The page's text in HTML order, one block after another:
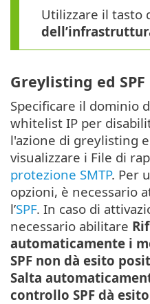
Utilizzare il tasto
Greylisting ed SPF
Specificare il dominio
whitelist IP per
l'azione di greylisting e
visualizzare i File di
protezione SMTP. Per
opzioni, è necessario
l’SPF. In caso di
necessario abilitare
automaticamente i
SPF non dà esito
Salta
controllo SPF dà